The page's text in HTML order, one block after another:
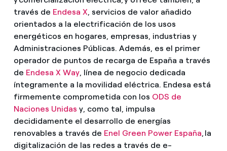
través de Endesa X, servicios de valor añadido
orientados a la electrificación de los usos
energéticos en hogares, empresas, industrias y
Administraciones Públicas. Además, es el primer
operador de puntos de recarga de España a través
de Endesa X Way, línea de negocio dedicada
íntegramente a la movilidad eléctrica. Endesa está
firmemente comprometida con los ODS de
Naciones Unidas y, como tal, impulsa
decididamente el desarrollo de energías
renovables a través de Enel Green Power España, la
digitalización de las redes a través de e-